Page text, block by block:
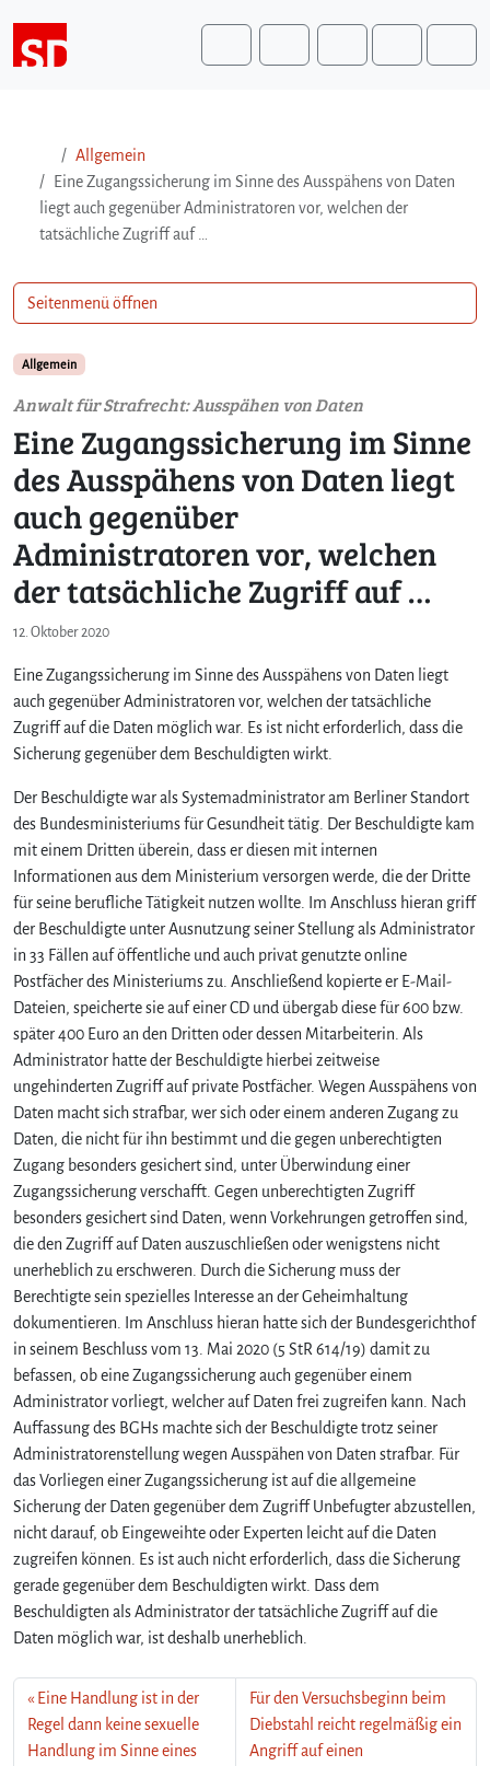
Search
Allgemein
Eine Zugangssicherung im Sinne des Ausspähens von Daten
liegt auch gegenüber Administratoren vor, welchen der
tatsächliche Zugriff auf …
Allgemein
Anwalt für Strafrecht: Ausspähen von Daten
Eine Zugangssicherung im Sinne
des Ausspähens von Daten liegt
auch gegenüber
Administratoren vor, welchen
der tatsächliche Zugriff auf …
12. Oktober 2020
Eine Zugangssicherung im Sinne des Ausspähens von Daten liegt
auch gegenüber Administratoren vor, welchen der tatsächliche
Zugriff auf die Daten möglich war. Es ist nicht erforderlich, dass die
Sicherung gegenüber dem Beschuldigten wirkt.
Der Beschuldigte war als Systemadministrator am Berliner Standort
des Bundesministeriums für Gesundheit tätig. Der Beschuldigte kam
mit einem Dritten überein, dass er diesen mit internen
Informationen aus dem Ministerium versorgen werde, die der Dritte
für seine berufliche Tätigkeit nutzen wollte. Im Anschluss hieran griff
der Beschuldigte unter Ausnutzung seiner Stellung als Administrator
in 33 Fällen auf öffentliche und auch privat genutzte online
Postfächer des Ministeriums zu. Anschließend kopierte er E-Mail-
Dateien, speicherte sie auf einer CD und übergab diese für 600 bzw.
später 400 Euro an den Dritten oder dessen Mitarbeiterin. Als
Administrator hatte der Beschuldigte hierbei zeitweise
ungehinderten Zugriff auf private Postfächer. Wegen Ausspähens von
Daten macht sich strafbar, wer sich oder einem anderen Zugang zu
Daten, die nicht für ihn bestimmt und die gegen unberechtigten
Zugang besonders gesichert sind, unter Überwindung einer
Zugangssicherung verschafft. Gegen unberechtigten Zugriff
besonders gesichert sind Daten, wenn Vorkehrungen getroffen sind,
die den Zugriff auf Daten auszuschließen oder wenigstens nicht
unerheblich zu erschweren. Durch die Sicherung muss der
Berechtigte sein spezielles Interesse an der Geheimhaltung
dokumentieren. Im Anschluss hieran hatte sich der Bundesgerichthof
in seinem Beschluss vom 13. Mai 2020 (5 StR 614/19) damit zu
befassen, ob eine Zugangssicherung auch gegenüber einem
Administrator vorliegt, welcher auf Daten frei zugreifen kann. Nach
Auffassung des BGHs machte sich der Beschuldigte trotz seiner
Administratorenstellung wegen Ausspähen von Daten strafbar. Für
das Vorliegen einer Zugangssicherung ist auf die allgemeine
Sicherung der Daten gegenüber dem Zugriff Unbefugter abzustellen,
nicht darauf, ob Eingeweihte oder Experten leicht auf die Daten
zugreifen können. Es ist auch nicht erforderlich, dass die Sicherung
gerade gegenüber dem Beschuldigten wirkt. Dass dem
Beschuldigten als Administrator der tatsächliche Zugriff auf die
Daten möglich war, ist deshalb unerheblich.
Eine Handlung ist in der
Regel dann keine sexuelle
Handlung im Sinne eines
Für den Versuchsbeginn beim
Diebstahl reicht regelmäßig ein
Angriff auf einen
Seitenmenü öffnen